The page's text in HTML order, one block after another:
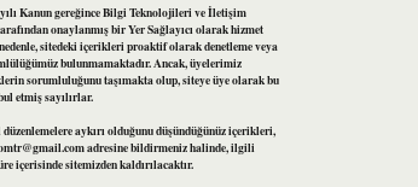
Kanun gereğince Bilgi Teknolojileri ve İletişim
onaylanmış bir Yer Sağlayıcı olarak hizmet
sitedeki içerikleri proaktif olarak denetleme veya
bulunmamaktadır. Ancak, üyelerimiz
sorumluluğunu taşımakta olup, siteye üye olarak bu
etmiş sayılırlar.
aykırı olduğunu düşündüğünüz içerikleri,
adresine bildirmeniz halinde, ilgili
içerisinde sitemizden kaldırılacaktır.